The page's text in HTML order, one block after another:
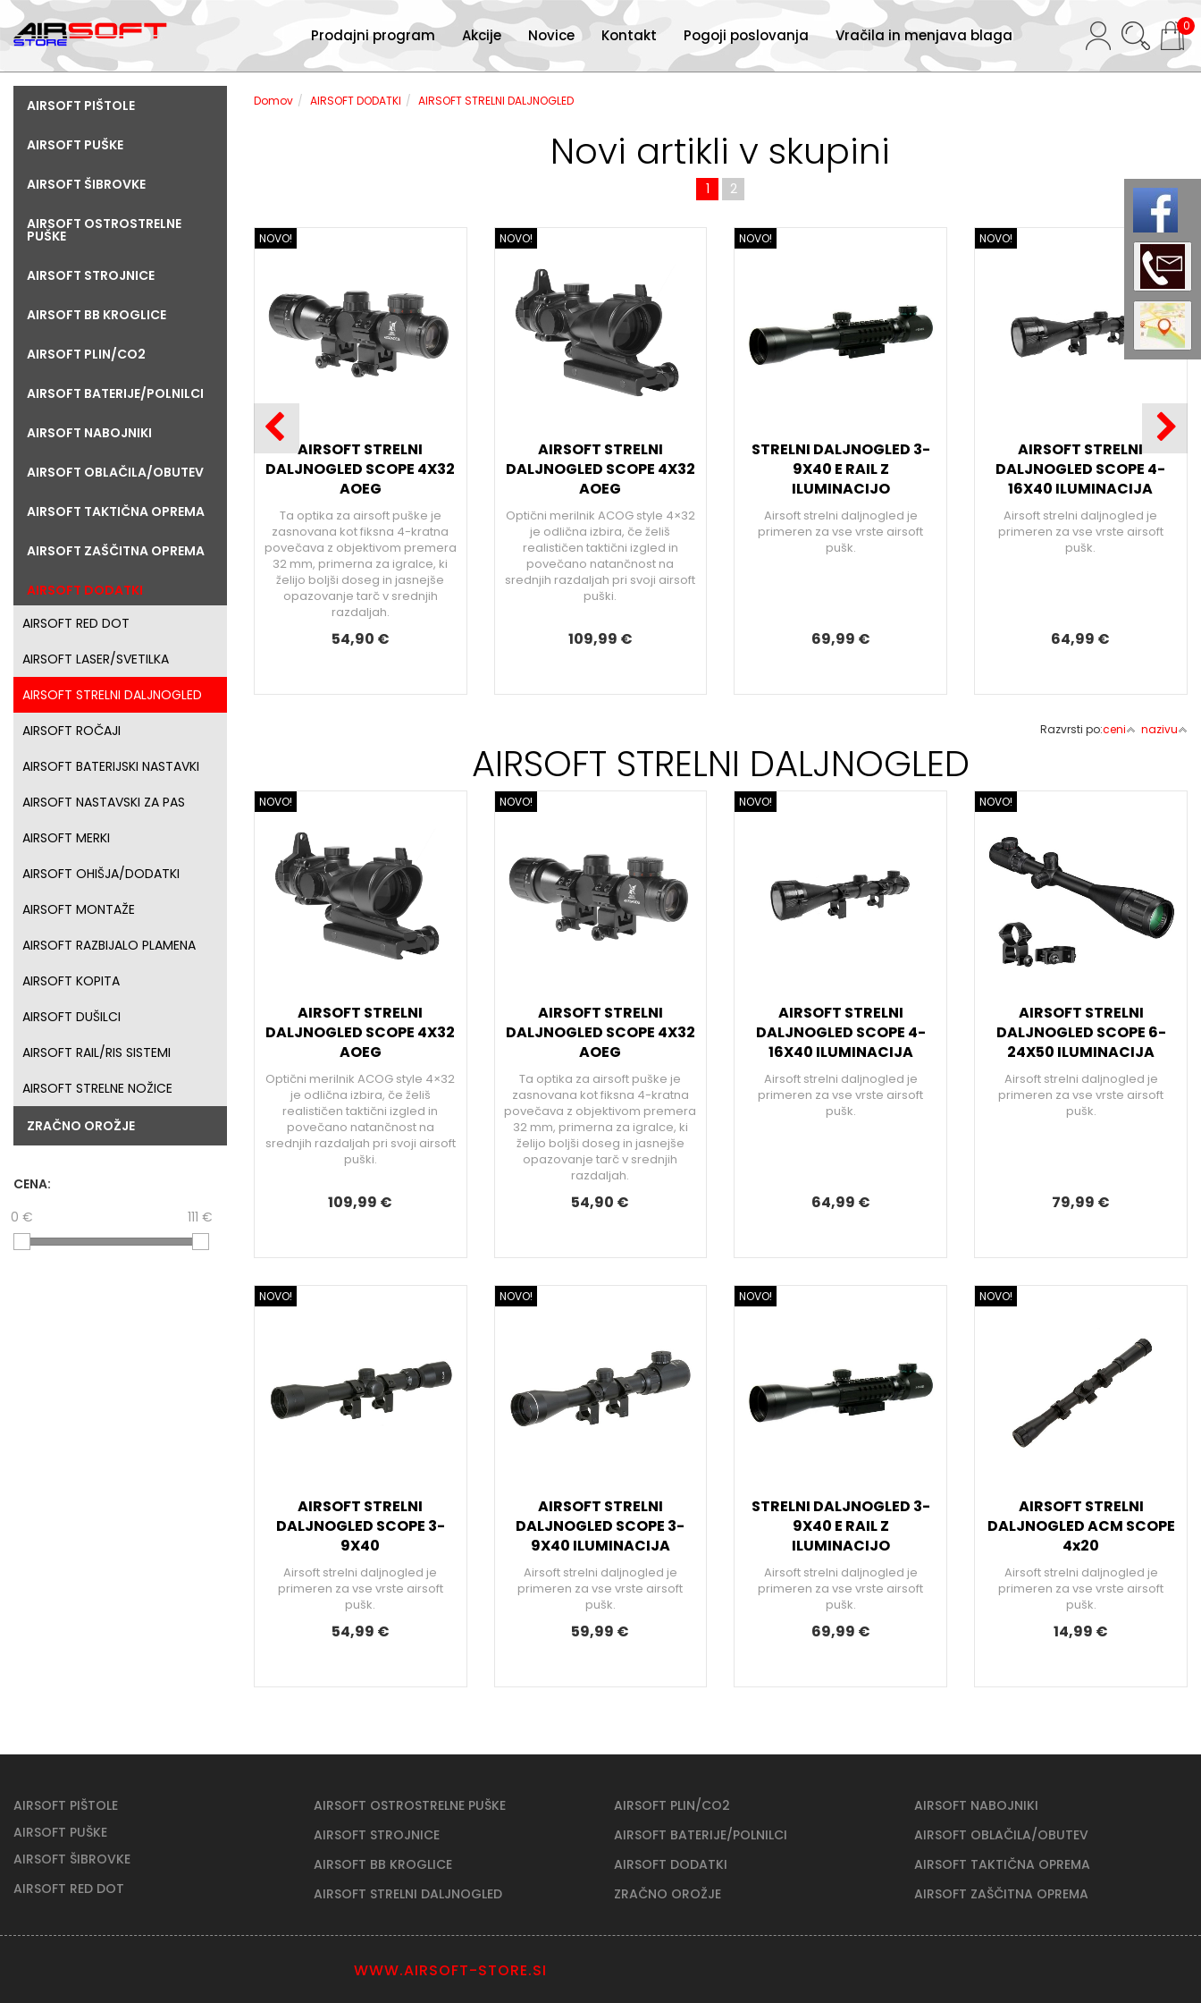
0
Prodajni program Akcije Novice Kontakt Pogoji poslovanja Vračila in menjava blaga
AIRSOFT PIŠTOLE
AIRSOFT PUŠKE
AIRSOFT ŠIBROVKE
AIRSOFT OSTROSTRELNE
PUŠKE
AIRSOFT STROJNICE
AIRSOFT BB KROGLICE
AIRSOFT PLIN/CO2
AIRSOFT BATERIJE/POLNILCI
AIRSOFT NABOJNIKI
AIRSOFT OBLAČILA/OBUTEV
AIRSOFT TAKTIČNA OPREMA
AIRSOFT ZAŠČITNA OPREMA
AIRSOFT DODATKI
AIRSOFT RED DOT
AIRSOFT LASER/SVETILKA
AIRSOFT STRELNI DALJNOGLED
AIRSOFT ROČAJI
AIRSOFT BATERIJSKI NASTAVKI
AIRSOFT NASTAVSKI ZA PAS
AIRSOFT MERKI
AIRSOFT OHIŠJA/DODATKI
AIRSOFT MONTAŽE
AIRSOFT RAZBIJALO PLAMENA
AIRSOFT KOPITA
AIRSOFT DUŠILCI
AIRSOFT RAIL/RIS SISTEMI
AIRSOFT STRELNE NOŽICE
ZRAČNO OROŽJE
CENA:
0 €
111 €
Domov AIRSOFT DODATKI AIRSOFT STRELNI DALJNOGLED
Novi artikli v skupini
1 2
NOVO!
AIRSOFT STRELNI
DALJNOGLED SCOPE 4X32
AOEG
Ta optika za airsoft puške je
zasnovana kot fiksna 4-kratna
povečava z objektivom premera
32 mm, primerna za igralce, ki
želijo boljši doseg in jasnejše
opazovanje tarč v srednjih
razdaljah.
54,90 €
NOVO!
AIRSOFT STRELNI
DALJNOGLED SCOPE 4X32
AOEG
Optični merilnik ACOG style 4×32
je odlična izbira, če želiš
realističen taktični izgled in
povečano natančnost na
srednjih razdaljah pri svoji airsoft
puški.
109,99 €
NOVO!
STRELNI DALJNOGLED 3-
9X40 E RAIL Z
ILUMINACIJO
Airsoft strelni daljnogled je
primeren za vse vrste airsoft
pušk.
69,99 €
NOVO!
AIRSOFT STRELNI
DALJNOGLED SCOPE 4-
16X40 ILUMINACIJA
Airsoft strelni daljnogled je
primeren za vse vrste airsoft
pušk.
64,99 €
Razvrsti po:ceni nazivu
AIRSOFT STRELNI DALJNOGLED
NOVO!
AIRSOFT STRELNI
DALJNOGLED SCOPE 4X32
AOEG
Optični merilnik ACOG style 4×32
je odlična izbira, če želiš
realističen taktični izgled in
povečano natančnost na
srednjih razdaljah pri svoji airsoft
puški.
109,99 €
NOVO!
AIRSOFT STRELNI
DALJNOGLED SCOPE 4X32
AOEG
Ta optika za airsoft puške je
zasnovana kot fiksna 4-kratna
povečava z objektivom premera
32 mm, primerna za igralce, ki
želijo boljši doseg in jasnejše
opazovanje tarč v srednjih
razdaljah.
54,90 €
NOVO!
AIRSOFT STRELNI
DALJNOGLED SCOPE 4-
16X40 ILUMINACIJA
Airsoft strelni daljnogled je
primeren za vse vrste airsoft
pušk.
64,99 €
NOVO!
AIRSOFT STRELNI
DALJNOGLED SCOPE 6-
24X50 ILUMINACIJA
Airsoft strelni daljnogled je
primeren za vse vrste airsoft
pušk.
79,99 €
NOVO!
AIRSOFT STRELNI
DALJNOGLED SCOPE 3-
9X40
Airsoft strelni daljnogled je
primeren za vse vrste airsoft
pušk.
54,99 €
NOVO!
AIRSOFT STRELNI
DALJNOGLED SCOPE 3-
9X40 ILUMINACIJA
Airsoft strelni daljnogled je
primeren za vse vrste airsoft
pušk.
59,99 €
NOVO!
STRELNI DALJNOGLED 3-
9X40 E RAIL Z
ILUMINACIJO
Airsoft strelni daljnogled je
primeren za vse vrste airsoft
pušk.
69,99 €
NOVO!
AIRSOFT STRELNI
DALJNOGLED ACM SCOPE
4x20
Airsoft strelni daljnogled je
primeren za vse vrste airsoft
pušk.
14,99 €
AIRSOFT PIŠTOLE
AIRSOFT PUŠKE
AIRSOFT ŠIBROVKE
AIRSOFT RED DOT
AIRSOFT OSTROSTRELNE PUŠKE
AIRSOFT STROJNICE
AIRSOFT BB KROGLICE
AIRSOFT STRELNI DALJNOGLED
AIRSOFT PLIN/CO2
AIRSOFT BATERIJE/POLNILCI
AIRSOFT DODATKI
ZRAČNO OROŽJE
AIRSOFT NABOJNIKI
AIRSOFT OBLAČILA/OBUTEV
AIRSOFT TAKTIČNA OPREMA
AIRSOFT ZAŠČITNA OPREMA
WWW.AIRSOFT-STORE.SI